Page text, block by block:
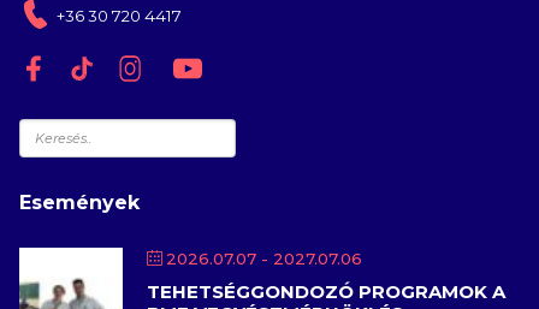
+36 30 720 4417
Keresés
Események
2026.07.07 - 2027.07.06
TEHETSÉGGONDOZÓ PROGRAMOK A